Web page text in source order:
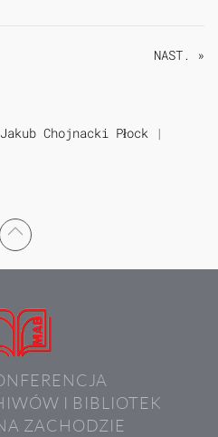
NAST. »
Jakub Chojnacki Płock |
I BIBLIOTEK
ZACHODZIE